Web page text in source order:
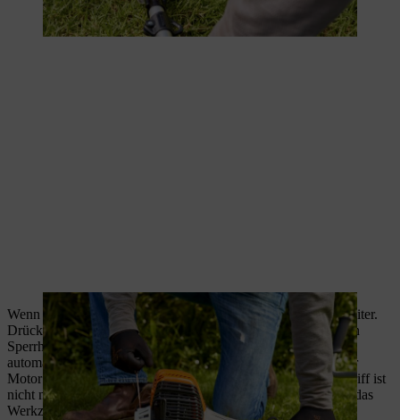
Wenn der Motor startet, läuft dieser circa 5 bis 7 Sekunden weiter.
Drücken Sie in dieser Zeit am Multifunktionsgriff kurz auf den
Sperrhebel und geben Gas. Dadurch springt der Chokehebel
automatisch in die Ruheposition, die unterste Position, und der
Motor geht in den Leerlauf. Ein erneutes Ziehen am Anwerfgriff ist
nicht notwendig. Sobald der Motor im Leerlauf ist, dreht sich das
Werkzeug nicht mehr mit.